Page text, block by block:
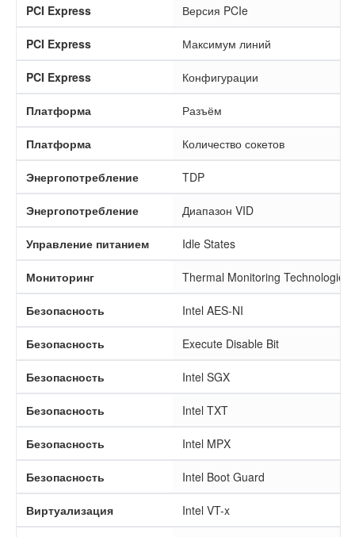
PCI Express Версия PCIe
PCI Express Максимум линий
PCI Express Конфигурации
Платформа Разъём
Платформа Количество сокетов
Энергопотребление TDP
Энергопотребление Диапазон VID
Управление питанием Idle States
Мониторинг Thermal Monitoring Technologies
Безопасность Intel AES-NI
Безопасность Execute Disable Bit
Безопасность Intel SGX
Безопасность Intel TXT
Безопасность Intel MPX
Безопасность Intel Boot Guard
Виртуализация Intel VT-x